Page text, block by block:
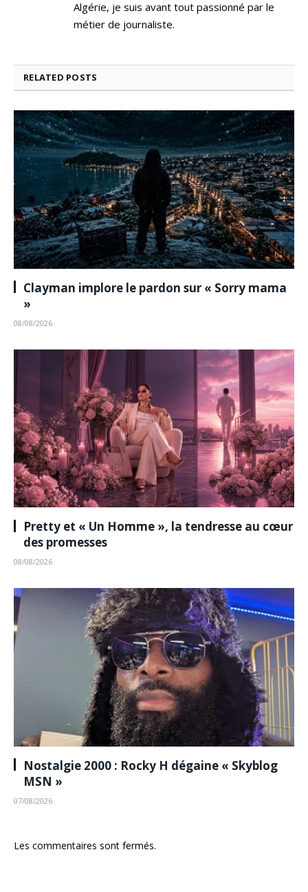
Algérie, je suis avant tout passionné par le
métier de journaliste.
RELATED POSTS
Clayman implore le pardon sur « Sorry mama
»
08/08/2026
Pretty et « Un Homme », la tendresse au cœur
des promesses
08/08/2026
Nostalgie 2000 : Rocky H dégaine « Skyblog
MSN »
07/08/2026
Les commentaires sont fermés.